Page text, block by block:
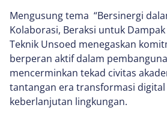
Mengusung tema “Bersinergi
Kolaborasi, Beraksi untuk Dampak
Teknik Unsoed menegaskan
berperan aktif dalam
mencerminkan tekad civitas
tantangan era transformasi digital
keberlanjutan lingkungan.